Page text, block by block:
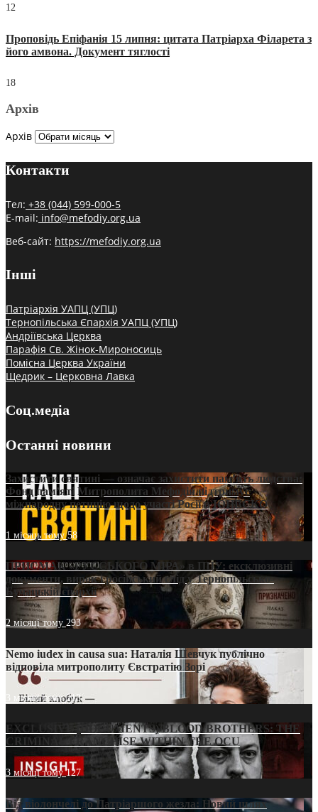
12
Проповідь Епіфанія 15 липня: цитата Патріарха Філарета з
його амвона. Документ тяглості
18
Архів
Архів
Контакти
Тел: +38 (044) 599-000-5
E-mail: info@mefodiy.org.ua
Веб-сайт: https://mefodiy.org.ua
Інші
Патріархія УАПЦ (УПЦ)
Тернопільська Єпархія УАПЦ (УПЦ)
Андріївська Церква
Парафія Св. Жінок-Мироносиць
Помісна Церква України
Щедрик – Церковна Лавка
Соц.медіа
Останні новини
Захистити святині — означає захистити пам’ять людства:
Фонд пам’яті Митрополита Мефодія підтримує
міжнародну петицію щодо участі Росії в ЮНЕСКО
1 місяць тому58
ПРИСМАК «РУССЬКОГО МІРА» в ПЦУ: ексклюзивні
документи, вирок і російський слід у Тернопільсько-
Бучацькій єпархії
2 місяці тому 293
Nemo iudex in causa sua: Наталія Шевчук публічно
відповіла митрополиту Євстратію Зорі
3 місяці тому213
EXCLUSIVE (DOCUMENTS)/BLOOD BROTHERS: THE
CRIMINAL FRANCHISE WITHIN THE OCU
3 місяці тому127
Від віолончелі до Патріаршого жезла: Новий шлях